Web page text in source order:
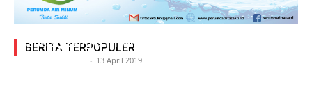
BERITA TERPOPULER
Adegan Ranjang Dua Kadis, Perhubungan Vs
Sosial, Sang Istri Miliki Bukti Video Mesum Hot
- 13 April 2019